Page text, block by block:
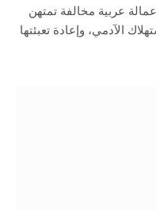
عربية مخالفة تمتهن
الآدمي، وإعادة تعبئتها